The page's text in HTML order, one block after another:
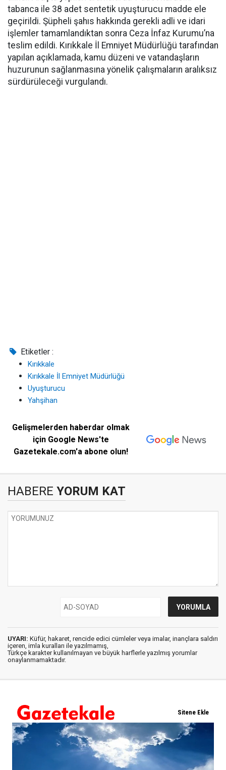
tabanca ile 38 adet sentetik uyuşturucu madde ele
geçirildi. Şüpheli şahıs hakkında gerekli adli ve idari
işlemler tamamlandıktan sonra Ceza İnfaz Kurumu’na
teslim edildi. Kırıkkale İl Emniyet Müdürlüğü tarafından
yapılan açıklamada, kamu düzeni ve vatandaşların
huzurunun sağlanmasına yönelik çalışmaların aralıksız
sürdürüleceği vurgulandı.
Etiketler :
Kırıkkale
Kırıkkale İl Emniyet Müdürlüğü
Uyuşturucu
Yahşihan
Gelişmelerden haberdar olmak
için Google News'te
Gazetekale.com'a abone olun!
HABERE YORUM KAT
UYARI: Küfür, hakaret, rencide edici cümleler veya imalar, inançlara saldırı
içeren, imla kuralları ile yazılmamış,
Türkçe karakter kullanılmayan ve büyük harflerle yazılmış yorumlar
onaylanmamaktadır.